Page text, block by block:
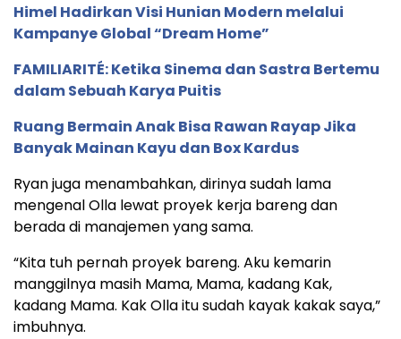
Himel Hadirkan Visi Hunian Modern melalui
Kampanye Global “Dream Home”
FAMILIARITÉ: Ketika Sinema dan Sastra Bertemu
dalam Sebuah Karya Puitis
Ruang Bermain Anak Bisa Rawan Rayap Jika
Banyak Mainan Kayu dan Box Kardus
Ryan juga menambahkan, dirinya sudah lama
mengenal Olla lewat proyek kerja bareng dan
berada di manajemen yang sama.
“Kita tuh pernah proyek bareng. Aku kemarin
manggilnya masih Mama, Mama, kadang Kak,
kadang Mama. Kak Olla itu sudah kayak kakak saya,”
imbuhnya.